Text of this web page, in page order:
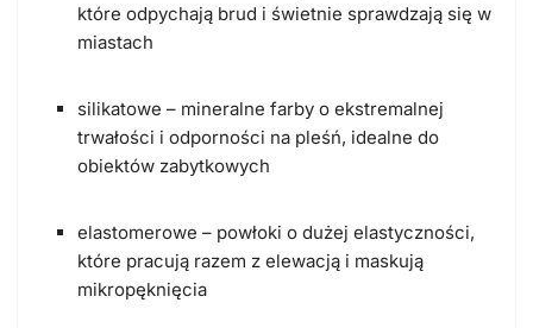
które odpychają brud i świetnie sprawdzają się w
miastach
silikatowe – mineralne farby o ekstremalnej
trwałości i odporności na pleśń, idealne do
obiektów zabytkowych
elastomerowe – powłoki o dużej elastyczności,
które pracują razem z elewacją i maskują
mikropęknięcia